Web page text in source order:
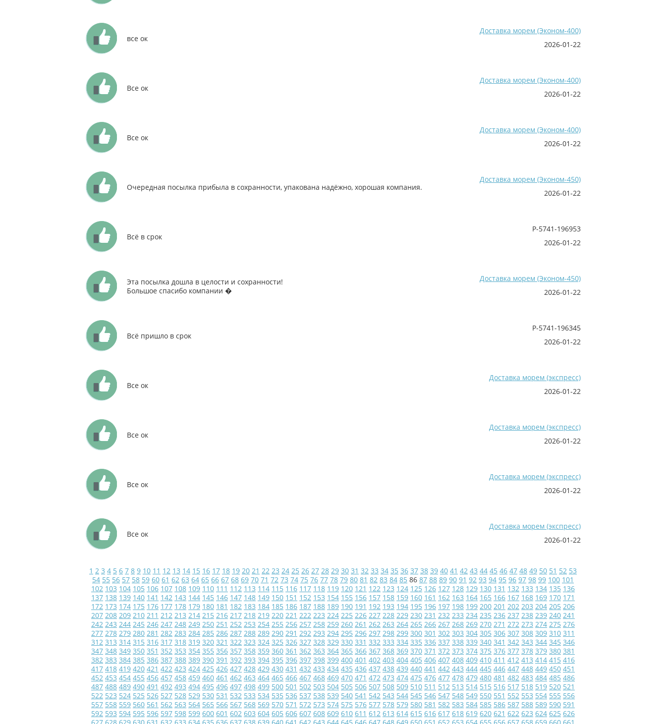
Доставка морем (Эконом-400)
2026-01-22
все ок
Доставка морем (Эконом-400)
2026-01-22
Все ок
Доставка морем (Эконом-400)
2026-01-22
Все ок
Доставка морем (Эконом-450)
2026-01-22
Очередная посылка прибыла в сохранности, упакована надёжно, хорошая компания.
P-5741-196953
2026-01-22
Всё в срок
Доставка морем (Эконом-450)
2026-01-22
Эта посылка дошла в целости и сохранности!
Большое спасибо компании �
P-5741-196345
2026-01-22
Всё пришло в срок
Доставка морем (экспресс)
2026-01-22
Все ок
Доставка морем (экспресс)
2026-01-22
Все ок
Доставка морем (экспресс)
2026-01-22
Все ок
Доставка морем (экспресс)
2026-01-22
Все ок
1 2 3 4 5 6 7 8 9 10 11 12 13 14 15 16 17 18 19 20 21 22 23 24 25 26 27 28 29 30 31 32 33 34 35 36 37 38 39 40 41 42 43 44 45 46 47 48 49 50 51 52 53
54 55 56 57 58 59 60 61 62 63 64 65 66 67 68 69 70 71 72 73 74 75 76 77 78 79 80 81 82 83 84 85 86 87 88 89 90 91 92 93 94 95 96 97 98 99 100 101
102 103 104 105 106 107 108 109 110 111 112 113 114 115 116 117 118 119 120 121 122 123 124 125 126 127 128 129 130 131 132 133 134 135 136
137 138 139 140 141 142 143 144 145 146 147 148 149 150 151 152 153 154 155 156 157 158 159 160 161 162 163 164 165 166 167 168 169 170 171
172 173 174 175 176 177 178 179 180 181 182 183 184 185 186 187 188 189 190 191 192 193 194 195 196 197 198 199 200 201 202 203 204 205 206
207 208 209 210 211 212 213 214 215 216 217 218 219 220 221 222 223 224 225 226 227 228 229 230 231 232 233 234 235 236 237 238 239 240 241
242 243 244 245 246 247 248 249 250 251 252 253 254 255 256 257 258 259 260 261 262 263 264 265 266 267 268 269 270 271 272 273 274 275 276
277 278 279 280 281 282 283 284 285 286 287 288 289 290 291 292 293 294 295 296 297 298 299 300 301 302 303 304 305 306 307 308 309 310 311
312 313 314 315 316 317 318 319 320 321 322 323 324 325 326 327 328 329 330 331 332 333 334 335 336 337 338 339 340 341 342 343 344 345 346
347 348 349 350 351 352 353 354 355 356 357 358 359 360 361 362 363 364 365 366 367 368 369 370 371 372 373 374 375 376 377 378 379 380 381
382 383 384 385 386 387 388 389 390 391 392 393 394 395 396 397 398 399 400 401 402 403 404 405 406 407 408 409 410 411 412 413 414 415 416
417 418 419 420 421 422 423 424 425 426 427 428 429 430 431 432 433 434 435 436 437 438 439 440 441 442 443 444 445 446 447 448 449 450 451
452 453 454 455 456 457 458 459 460 461 462 463 464 465 466 467 468 469 470 471 472 473 474 475 476 477 478 479 480 481 482 483 484 485 486
487 488 489 490 491 492 493 494 495 496 497 498 499 500 501 502 503 504 505 506 507 508 509 510 511 512 513 514 515 516 517 518 519 520 521
522 523 524 525 526 527 528 529 530 531 532 533 534 535 536 537 538 539 540 541 542 543 544 545 546 547 548 549 550 551 552 553 554 555 556
557 558 559 560 561 562 563 564 565 566 567 568 569 570 571 572 573 574 575 576 577 578 579 580 581 582 583 584 585 586 587 588 589 590 591
592 593 594 595 596 597 598 599 600 601 602 603 604 605 606 607 608 609 610 611 612 613 614 615 616 617 618 619 620 621 622 623 624 625 626